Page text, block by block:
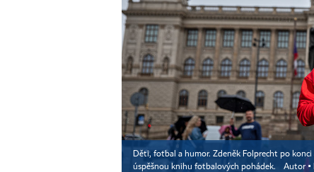
Děti, fotbal a humor. Zdeněk Folprecht po
úspěšnou knihu fotbalových pohádek.
Autor ▪